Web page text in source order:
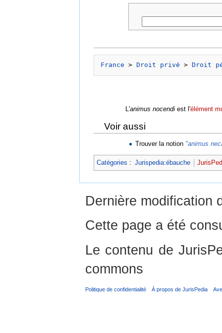
France > Droit privé > Droit
L'animus nocendi est l'élément
Voir aussi
Trouver la notion "animus
Catégories : Jurispedia:ébauche
Dernière modification
Cette page a été
Le contenu de
commons
Politique de confidentialité À propos de JurisPedia